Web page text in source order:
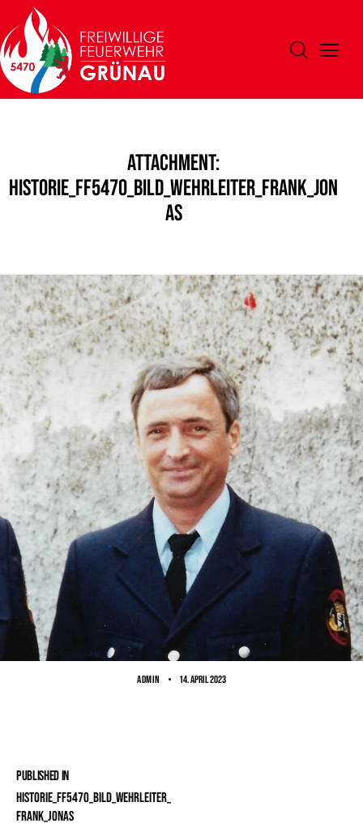
Attachment:
Historie_FF5470_Bild_Wehrleiter_Frank_Jon
as
ADMIN 14. April 2023
Published in
Historie_FF5470_Bild_Wehrleiter_
Frank_Jonas